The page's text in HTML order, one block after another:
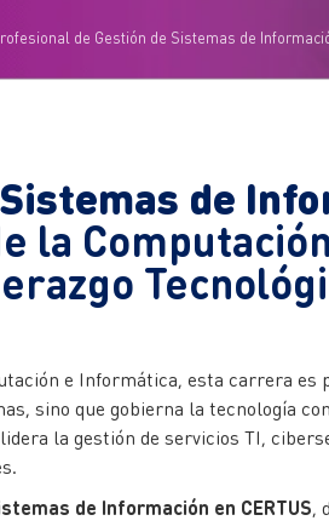
de Gestión de Sistemas de
de
la
e Informática, esta carrera es
sino que gobierna la tecnología
la gestión de servicios TI,
de Información en CERTUS,